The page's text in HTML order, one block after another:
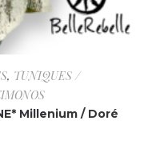
, TUNIQUES /
Millenium / Doré